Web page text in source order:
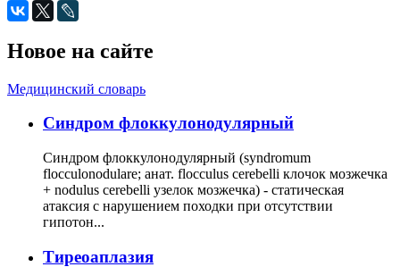
Новое на сайте
Медицинский словарь
Cиндром флоккулонодулярный
Синдром флоккулонодулярный (syndromum
flocculonodulare; анат. flocculus cerebelli клочок мозжечка
+ nodulus cerebelli узелок мозжечка) - статическая
атаксия с нарушением походки при отсутствии
гипотон...
Тиреоаплазия